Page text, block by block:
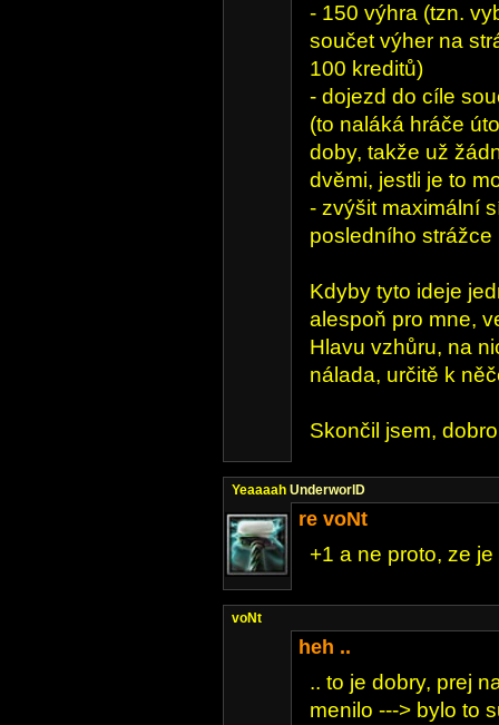
- 150 výhra (tzn.
součet výher na
100 kreditů)
- dojezd do cíle
(to naláká hráče
doby, takže už
dvěmi, jestli je to
- zvýšit maximální
posledního strážce
Kdyby tyto ideje
alespoň pro mne,
Hlavu vzhůru, na
nálada, určitě k
Skončil jsem,
Yeaaaah UnderworlD
re voNt
+1 a ne proto, ze
voNt
heh ..
.. to je dobry, prej
menilo ---> bylo to